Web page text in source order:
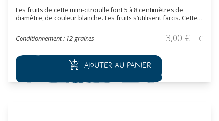
Les fruits de cette mini-citrouille font 5 à 8 centimètres de
diamètre, de couleur blanche. Les fruits s’utilisent farcis. Cette
Conditionnement : 12 graines
3,00 € TTC
Ajouter au panier